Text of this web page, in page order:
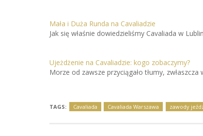
Mała i Duża Runda na Cavaliadzie
Jak się właśnie dowiedzieliśmy Cavaliada w
Ujeżdżenie na Cavaliadzie: kogo zobaczymy?
Morze od zawsze przyciągało tłumy,
TAGS: Cavaliada Cavaliada Warszawa zawody